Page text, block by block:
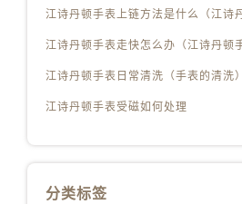
江诗丹顿手表日常清洗（手表的清洗）
江诗丹顿手表受磁如何处理
分类标签